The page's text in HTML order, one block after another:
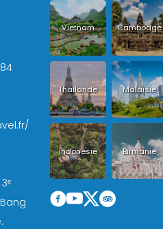
Vietnam Cambodge
Thailande Malaisie
Indonésie Birmanie